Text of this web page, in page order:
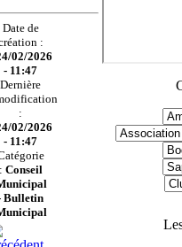
Date de
:
02/2026
- 11:47
Dernière
:
02/2026
- 11:47
: Conseil
Bulletin